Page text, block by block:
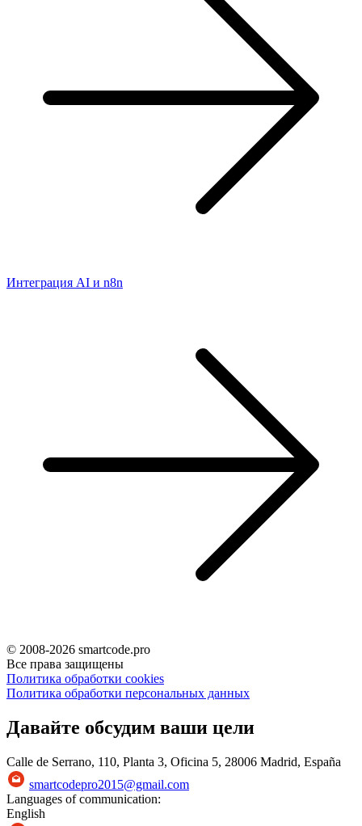
Интеграция AI и n8n
© 2008-2026 smartcode.pro
Все права защищены
Политика обработки cookies
Политика обработки персональных данных
Давайте обсудим ваши цели
Calle de Serrano, 110, Planta 3, Oficina 5, 28006 Madrid, España
smartcodepro2015@gmail.com
Languages of communication:
English